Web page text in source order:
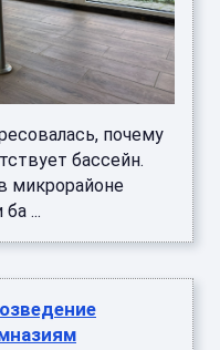
почему
бассейн.
микрорайоне
...